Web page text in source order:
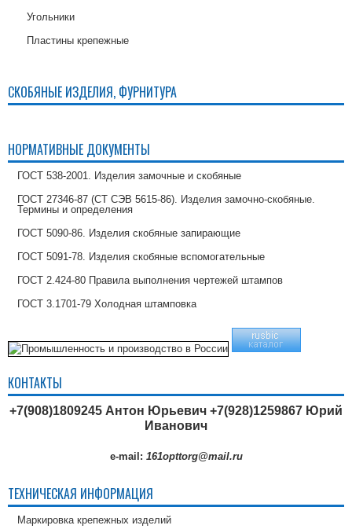
Угольники
Пластины крепежные
СКОБЯНЫЕ ИЗДЕЛИЯ, ФУРНИТУРА
НОРМАТИВНЫЕ ДОКУМЕНТЫ
ГОСТ 538-2001. Изделия замочные и скобяные
ГОСТ 27346-87 (СТ СЭВ 5615-86). Изделия замочно-скобяные.
Термины и определения
ГОСТ 5090-86. Изделия скобяные запирающие
ГОСТ 5091-78. Изделия скобяные вспомогательные
ГОСТ 2.424-80 Правила выполнения чертежей штампов
ГОСТ 3.1701-79 Холодная штамповка
КОНТАКТЫ
+7(908)1809245 Антон Юрьевич +7(928)1259867 Юрий
Иванович
e-mail: 161opttorg@mail.ru
ТЕХНИЧЕСКАЯ ИНФОРМАЦИЯ
Маркировка крепежных изделий